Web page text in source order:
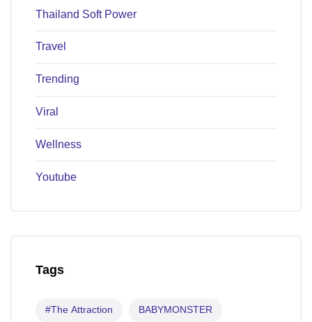
Thailand Soft Power
Travel
Trending
Viral
Wellness
Youtube
Tags
#The Attraction BABYMONSTER